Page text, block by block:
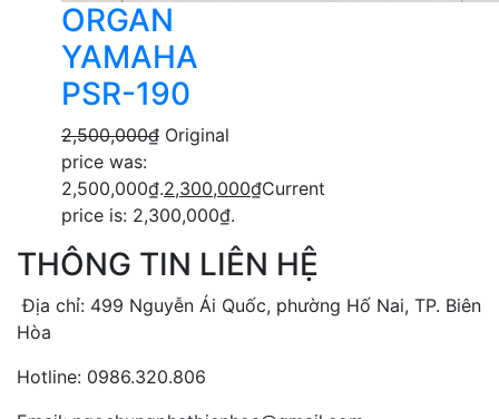
ORGAN
YAMAHA
PSR-190
2,500,000₫ Original
price was:
2,500,000₫.2,300,000₫Current
price is: 2,300,000₫.
THÔNG TIN LIÊN HỆ
Địa chỉ: 499 Nguyễn Ái Quốc, phường Hố Nai, TP. Biên
Hòa
Hotline: 0986.320.806